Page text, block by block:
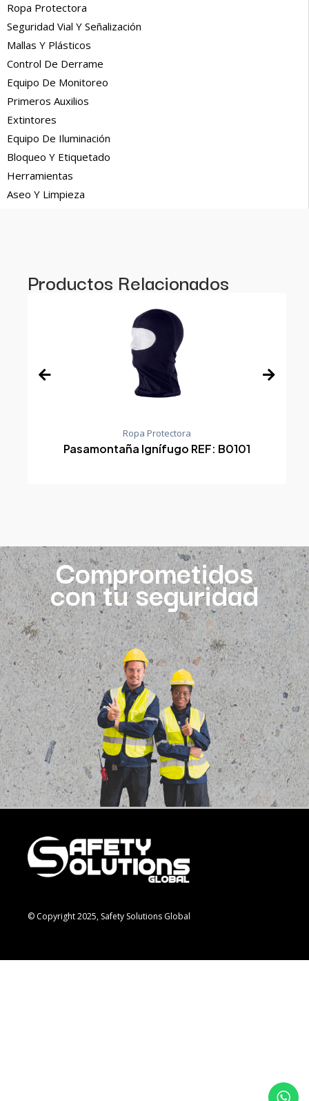
Ropa Protectora
Seguridad Vial Y Señalización
Mallas Y Plásticos
Control De Derrame
Equipo De Monitoreo
Primeros Auxilios
Extintores
Equipo De Iluminación
Bloqueo Y Etiquetado
Herramientas
Aseo Y Limpieza
Productos Relacionados
Ropa Protectora
Pasamontaña Ignífugo REF: B0101
Comprometidos
con tu seguridad
© Copyright 2025, Safety Solutions Global